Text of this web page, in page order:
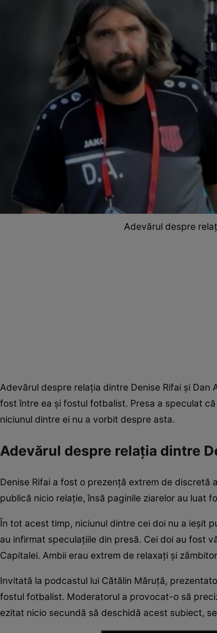
Adevărul despre
Adevărul despre relația dintre Denise Rifai și
fost între ea și fostul fotbalist. Presa a speculat
niciunul dintre ei nu a vorbit despre asta.
Adevărul despre relația dintre
Denise Rifai a fost o prezență extrem de
publică nicio relație, însă paginile ziarelor au luat
În tot acest timp, niciunul dintre cei doi nu a ieșit
au infirmat speculațiile din presă. Cei doi au fost
Capitalei. Ambii erau extrem de relaxați și
Invitată la podcastul lui Cătălin Măruță,
fostul fotbalist. Moderatorul a provocat-o să
ezitat nicio secundă să deschidă acest subiect,